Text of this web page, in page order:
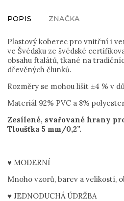
POPIS ZNAČKA
Plastový koberec pro vnitřní i
ve Švédsku ze švédské
obsahu ftalátů, tkané na
dřevěných člunků.
Rozměry se mohou lišit ±4 % v
Materiál 92% PVC a 8%
Zesílené, svařované hrany
Tloušťka 5 mm/0,2”.
♥ MODERNÍ
Mnoho vzorů, barev a velikostí,
♥ JEDNODUCHÁ ÚDRŽBA